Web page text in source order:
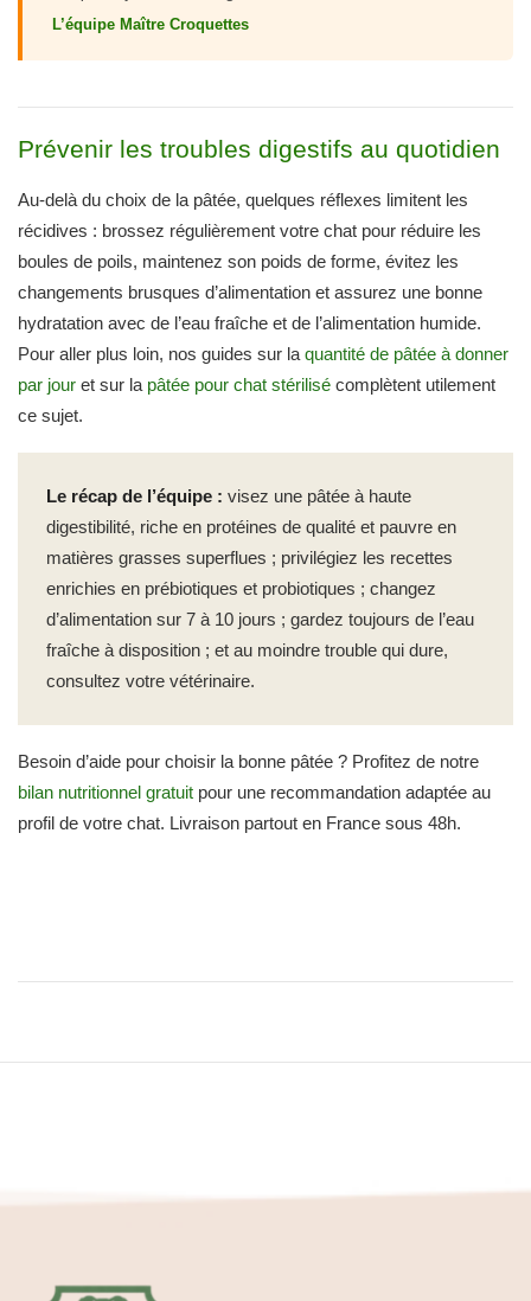
L’équipe Maître Croquettes
Prévenir les troubles digestifs au quotidien
Au-delà du choix de la pâtée, quelques réflexes limitent les
récidives : brossez régulièrement votre chat pour réduire les
boules de poils, maintenez son poids de forme, évitez les
changements brusques d’alimentation et assurez une bonne
hydratation avec de l’eau fraîche et de l’alimentation humide.
Pour aller plus loin, nos guides sur la quantité de pâtée à donner
par jour et sur la pâtée pour chat stérilisé complètent utilement
ce sujet.
Le récap de l’équipe : visez une pâtée à haute
digestibilité, riche en protéines de qualité et pauvre en
matières grasses superflues ; privilégiez les recettes
enrichies en prébiotiques et probiotiques ; changez
d’alimentation sur 7 à 10 jours ; gardez toujours de l’eau
fraîche à disposition ; et au moindre trouble qui dure,
consultez votre vétérinaire.
Besoin d’aide pour choisir la bonne pâtée ? Profitez de notre
bilan nutritionnel gratuit pour une recommandation adaptée au
profil de votre chat. Livraison partout en France sous 48h.